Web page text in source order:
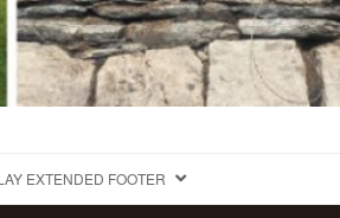
EXTENDED FOOTER